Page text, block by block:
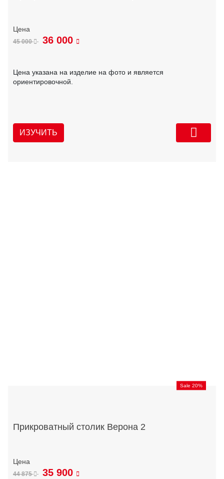
45 000 36 000
Цена указана на изделие на фото и является
ориентировочной.
ИЗУЧИТЬ
Sale 20%
Прикроватный столик Верона 2
44 875 35 900